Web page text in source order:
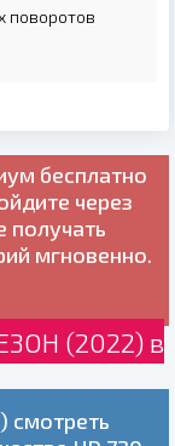
поворотов
бесплатно
через
мгновенно.
(2022) в